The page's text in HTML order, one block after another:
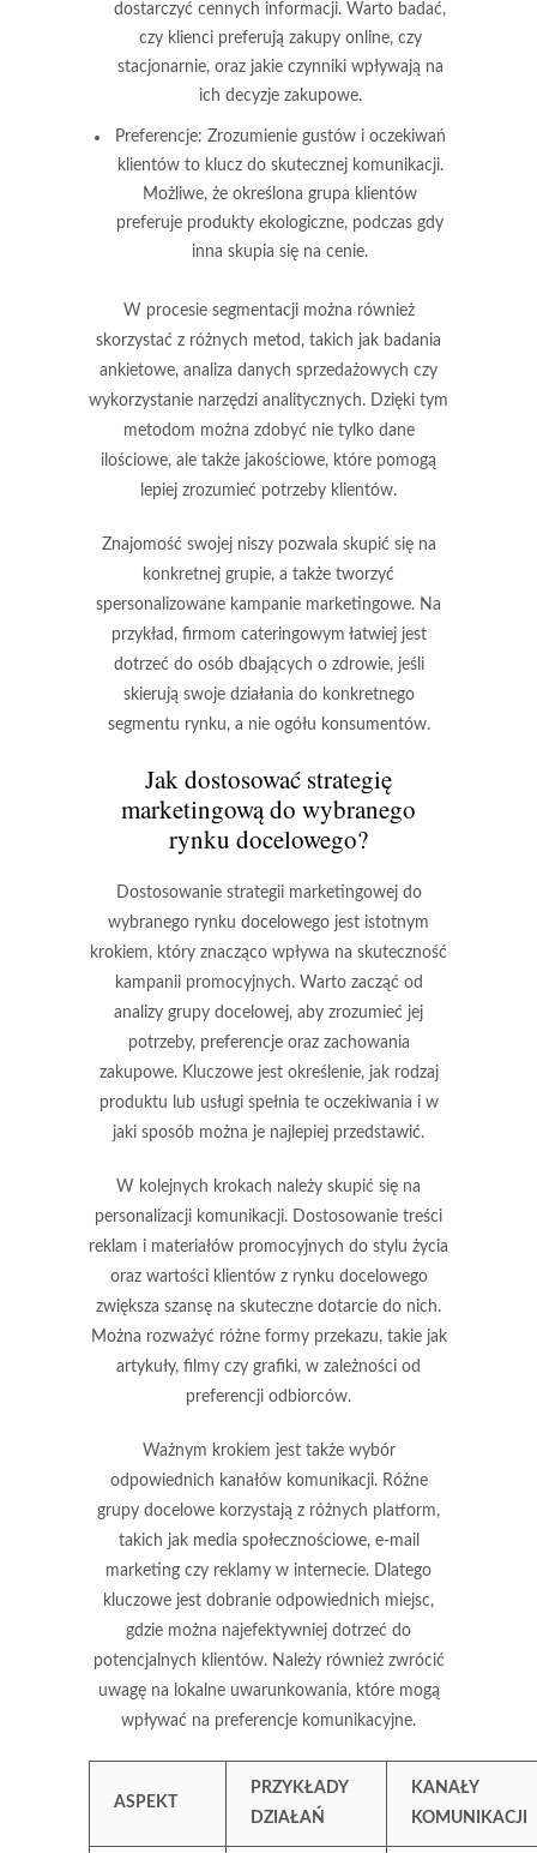
dostarczyć cennych informacji. Warto badać,
czy klienci preferują zakupy online, czy
stacjonarnie, oraz jakie czynniki wpływają na
ich decyzje zakupowe.
Preferencje: Zrozumienie gustów i oczekiwań
klientów to klucz do skutecznej komunikacji.
Możliwe, że określona grupa klientów
preferuje produkty ekologiczne, podczas gdy
inna skupia się na cenie.
W procesie segmentacji można również
skorzystać z różnych metod, takich jak badania
ankietowe, analiza danych sprzedażowych czy
wykorzystanie narzędzi analitycznych. Dzięki tym
metodom można zdobyć nie tylko dane
ilościowe, ale także jakościowe, które pomogą
lepiej zrozumieć potrzeby klientów.
Znajomość swojej niszy pozwala skupić się na
konkretnej grupie, a także tworzyć
spersonalizowane kampanie marketingowe. Na
przykład, firmom cateringowym łatwiej jest
dotrzeć do osób dbających o zdrowie, jeśli
skierują swoje działania do konkretnego
segmentu rynku, a nie ogółu konsumentów.
Jak dostosować strategię
marketingową do wybranego
rynku docelowego?
Dostosowanie strategii marketingowej do
wybranego rynku docelowego jest istotnym
krokiem, który znacząco wpływa na skuteczność
kampanii promocyjnych. Warto zacząć od
analizy grupy docelowej, aby zrozumieć jej
potrzeby, preferencje oraz zachowania
zakupowe. Kluczowe jest określenie, jak rodzaj
produktu lub usługi spełnia te oczekiwania i w
jaki sposób można je najlepiej przedstawić.
W kolejnych krokach należy skupić się na
personalizacji komunikacji. Dostosowanie treści
reklam i materiałów promocyjnych do stylu życia
oraz wartości klientów z rynku docelowego
zwiększa szansę na skuteczne dotarcie do nich.
Można rozważyć różne formy przekazu, takie jak
artykuły, filmy czy grafiki, w zależności od
preferencji odbiorców.
Ważnym krokiem jest także wybór
odpowiednich kanałów komunikacji. Różne
grupy docelowe korzystają z różnych platform,
takich jak media społecznościowe, e-mail
marketing czy reklamy w internecie. Dlatego
kluczowe jest dobranie odpowiednich miejsc,
gdzie można najefektywniej dotrzeć do
potencjalnych klientów. Należy również zwrócić
uwagę na lokalne uwarunkowania, które mogą
wpływać na preferencje komunikacyjne.
ASPEKT
PRZYKŁADY
DZIAŁAŃ
KANAŁY
KOMUNIKACJI